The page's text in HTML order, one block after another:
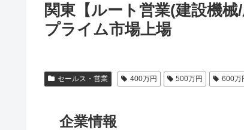
関東【ルート営業(建設機
プライム市場上場
セールス・営業 400万円 500万円 600万
企業情報